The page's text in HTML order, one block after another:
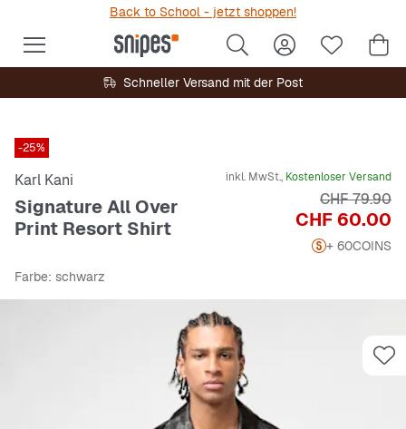
Back to School - jetzt shoppen!
Schneller Versand mit der Post
-25%
Karl Kani
Signature All Over
Print Resort Shirt
inkl. MwSt., Kostenloser Versand
Preis
CHF 60.00
Originalpreis
CHF 79.90
+ 60COINS
Farbe: schwarz